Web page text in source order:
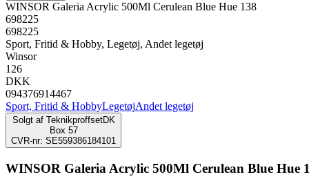
WINSOR Galeria Acrylic 500Ml Cerulean Blue Hue 138
698225
698225
Sport, Fritid & Hobby, Legetøj, Andet legetøj
Winsor
126
DKK
094376914467
Sport, Fritid & HobbyLegetøjAndet legetøj
Solgt af TeknikproffsetDK
Box 57
CVR-nr: SE559386184101
WINSOR Galeria Acrylic 500Ml Cerulean Blue Hue